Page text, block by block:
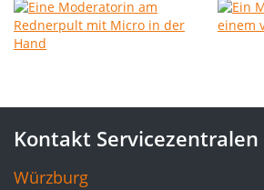
Kontakt Servicezentralen
Würzburg